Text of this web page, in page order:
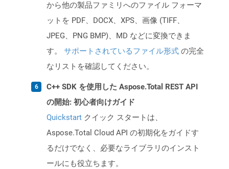
から他の製品ファミリへのファイル フォーマ
ットを PDF、DOCX、XPS、画像 (TIFF、
JPEG、PNG BMP)、MD などに変換できま
す。 サポートされているファイル形式 の完全
なリストを確認してください。
C++ SDK を使用した Aspose.Total REST API
の開始: 初心者向けガイド
Quickstart クイック スタートは、
Aspose.Total Cloud API の初期化をガイドす
るだけでなく、必要なライブラリのインスト
ールにも役立ちます。